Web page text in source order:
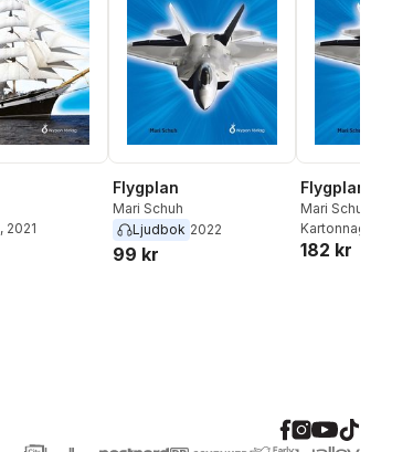
, 2021
Flygplan
Mari Schuh
Ljudbok 2022
99 kr
Flygplan
Mari Schuh
Kartonnage
182 kr